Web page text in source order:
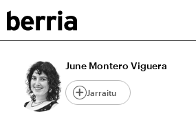
June Montero Viguera
Jarraitu